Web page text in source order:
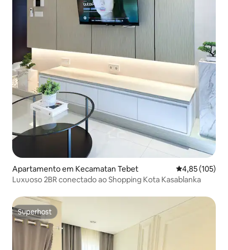
Apartamento em Kecamatan Tebet Classificação
4,85 (105)
Luxuoso 2BR conectado ao Shopping Kota Kasablanka
Superhost
Superhost